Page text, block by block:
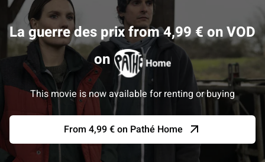
La guerre des prix from 4,99 € on VOD
on
This movie is now available for renting or buying
From 4,99 € on Pathé Home